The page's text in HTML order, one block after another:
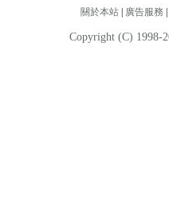
關於本站 廣告服務
Copyright (C) 1998-